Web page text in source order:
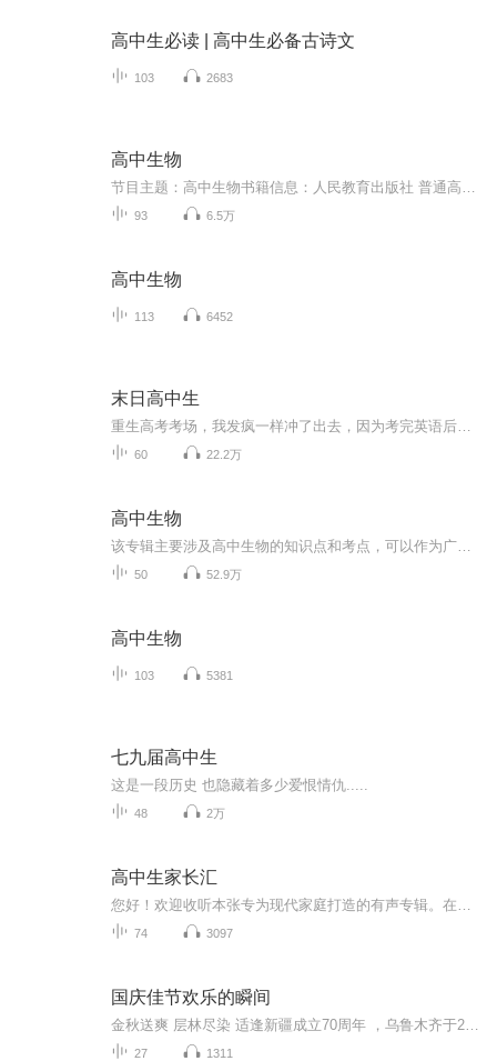
高中生必读 | 高中生必备古诗文
103 2683
高中生物
93 6.5万
高中生物
113 6452
末日高中生
60 22.2万
高中生物
50 52.9万
高中生物
103 5381
七九届高中生
这是一段历史 也隐藏着多少爱恨情仇.....
48 2万
高中生家长汇
74 3097
国庆佳节欢乐的瞬间
27 1311